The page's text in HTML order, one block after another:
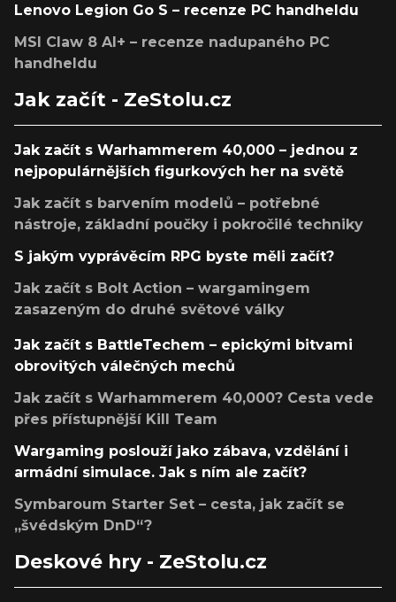
Lenovo Legion Go S – recenze PC handheldu
MSI Claw 8 AI+ – recenze nadupaného PC
handheldu
Jak začít - ZeStolu.cz
Jak začít s Warhammerem 40,000 – jednou z
nejpopulárnějších figurkových her na světě
Jak začít s barvením modelů – potřebné
nástroje, základní poučky i pokročilé techniky
S jakým vyprávěcím RPG byste měli začít?
Jak začít s Bolt Action – wargamingem
zasazeným do druhé světové války
Jak začít s BattleTechem – epickými bitvami
obrovitých válečných mechů
Jak začít s Warhammerem 40,000? Cesta vede
přes přístupnější Kill Team
Wargaming poslouží jako zábava, vzdělání i
armádní simulace. Jak s ním ale začít?
Symbaroum Starter Set – cesta, jak začít se
„švédským DnD“?
Deskové hry - ZeStolu.cz